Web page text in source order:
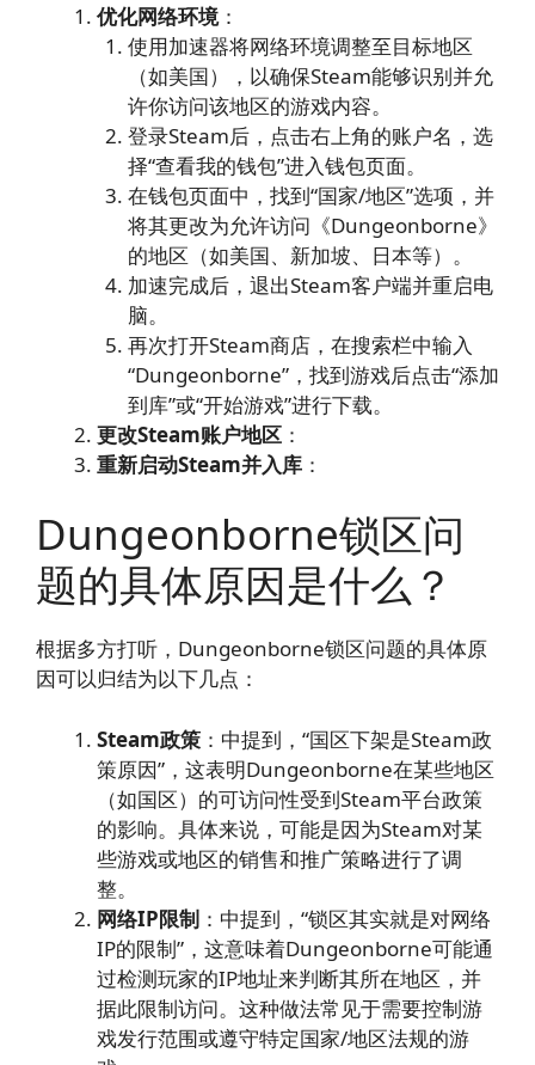
优化网络环境：
使用加速器将网络环境调整至目标地区
（如美国），以确保Steam能够识别并允
许你访问该地区的游戏内容。
登录Steam后，点击右上角的账户名，选
择“查看我的钱包”进入钱包页面。
在钱包页面中，找到“国家/地区”选项，并
将其更改为允许访问《Dungeonborne》
的地区（如美国、新加坡、日本等）。
加速完成后，退出Steam客户端并重启电
脑。
再次打开Steam商店，在搜索栏中输入
“Dungeonborne”，找到游戏后点击“添加
到库”或“开始游戏”进行下载。
更改Steam账户地区 ：
重新启动Steam并入库 ：
Dungeonborne锁区问
题的具体原因是什么？
根据多方打听，Dungeonborne锁区问题的具体原
因可以归结为以下几点：
Steam政策 ：中提到，“国区下架是Steam政
策原因”，这表明Dungeonborne在某些地区
（如国区）的可访问性受到Steam平台政策
的影响。具体来说，可能是因为Steam对某
些游戏或地区的销售和推广策略进行了调
整。
网络IP限制 ：中提到，“锁区其实就是对网络
IP的限制”，这意味着Dungeonborne可能通
过检测玩家的IP地址来判断其所在地区，并
据此限制访问。这种做法常见于需要控制游
戏发行范围或遵守特定国家/地区法规的游